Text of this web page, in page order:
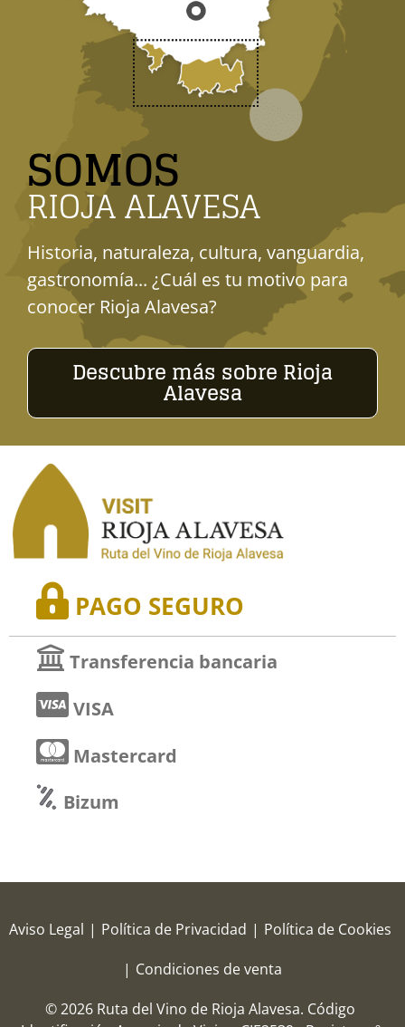
SOMOS
RIOJA ALAVESA
Historia, naturaleza, cultura, vanguardia,
gastronomía... ¿Cuál es tu motivo para
conocer Rioja Alavesa?
Descubre más sobre Rioja
Alavesa
PAGO SEGURO
Transferencia bancaria
VISA
Mastercard
Bizum
Aviso Legal | Política de Privacidad | Política de Cookies
| Condiciones de venta
© 2026 Ruta del Vino de Rioja Alavesa. Código